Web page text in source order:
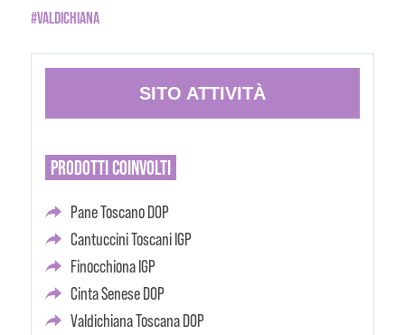
#VALDICHIANA
SITO ATTIVITÀ
PRODOTTICOINVOLTI
Pane Toscano DOP
Cantuccini Toscani IGP
Finocchiona IGP
Cinta Senese DOP
Valdichiana Toscana DOP